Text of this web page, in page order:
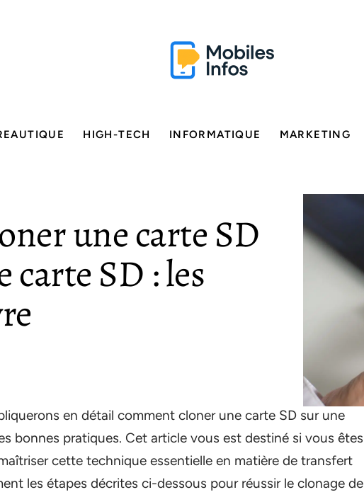
HIGH-TECH INFORMATIQUE MARKETING
une carte SD
carte SD : les
en détail comment cloner une carte SD sur une
bonnes pratiques. Cet article vous est destiné si vous êtes
cette technique essentielle en matière de transfert
les étapes décrites ci-dessous pour réussir le clonage de